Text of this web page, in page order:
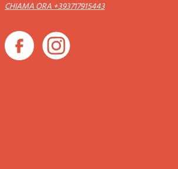
CHIAMA ORA +393717915443